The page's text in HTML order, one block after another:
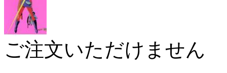
ご注文いただけません